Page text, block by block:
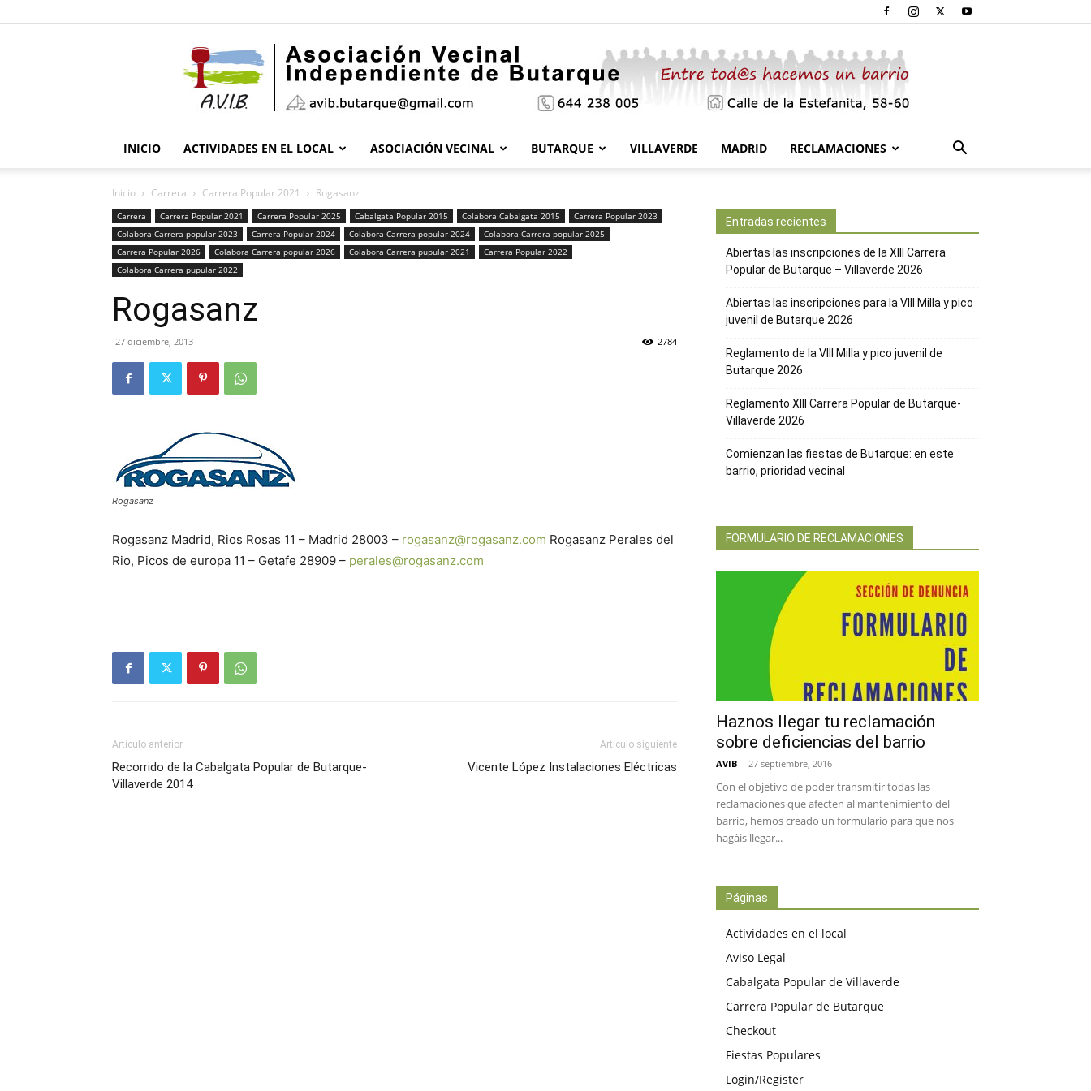
INICIO ACTIVIDADES EN EL LOCAL ASOCIACIÓN VECINAL BUTARQUE VILLAVERDE MADRID RECLAMACIONES
Inicio Carrera Carrera Popular 2021 Rogasanz
Carrera Carrera Popular 2021 Carrera Popular 2025 Cabalgata Popular 2015 Colabora Cabalgata 2015
Carrera Popular 2023
Colabora Carrera popular 2023
Carrera Popular 2024 Colabora Carrera popular 2024
Colabora Carrera popular 2025
Carrera Popular 2026
Colabora Carrera popular 2026 Colabora Carrera pupular 2021
Carrera Popular 2022
Colabora Carrera pupular 2022
Rogasanz
27 diciembre, 2013 2784
Rogasanz
Rogasanz Madrid, Rios Rosas 11 – Madrid 28003 – rogasanz@rogasanz.com Rogasanz Perales del
Rio, Picos de europa 11 – Getafe 28909 – perales@rogasanz.com
Artículo anterior
Recorrido de la Cabalgata Popular de Butarque-
Villaverde 2014
Artículo siguiente
Vicente López Instalaciones Eléctricas
Entradas recientes
Abiertas las inscripciones de la XIII Carrera
Popular de Butarque – Villaverde 2026
Abiertas las inscripciones para la VIII Milla y pico
juvenil de Butarque 2026
Reglamento de la VIII Milla y pico juvenil de
Butarque 2026
Reglamento XIII Carrera Popular de Butarque-
Villaverde 2026
Comienzan las fiestas de Butarque: en este
barrio, prioridad vecinal
FORMULARIO DE RECLAMACIONES
Haznos llegar tu reclamación
sobre deficiencias del barrio
AVIB - 27 septiembre, 2016
Con el objetivo de poder transmitir todas las
reclamaciones que afecten al mantenimiento del
barrio, hemos creado un formulario para que nos
hagáis llegar...
Páginas
Actividades en el local
Aviso Legal
Cabalgata Popular de Villaverde
Carrera Popular de Butarque
Checkout
Fiestas Populares
Login/Register